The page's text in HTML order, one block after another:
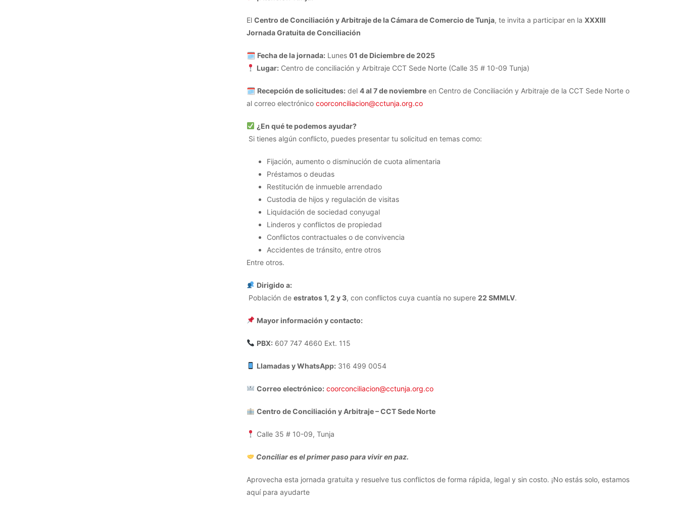
El Centro de Conciliación y Arbitraje de la Cámara de Comercio de Tunja, te invita a participar en la XXXIII
Jornada Gratuita de Conciliación
🗓 Fecha de la jornada:Lunes 01 de Diciembre de 2025
Lugar:Centro de conciliación y Arbitraje CCT Sede Norte (Calle 35 # 10-09 Tunja)
🗓 Recepción de solicitudes:del 4 al 7 de noviembreen Centro de Conciliación y Arbitraje de la CCT Sede Norte o
al correo electrónico coorconciliacion@cctunja.org.co
¿En qué te podemos ayudar?
Si tienes algún conflicto, puedes presentar tu solicitud en temas como:
Fijación, aumento o disminución de cuota alimentaria
Préstamos o deudas
Restitución de inmueble arrendado
Custodia de hijos y regulación de visitas
Liquidación de sociedad conyugal
Linderos y conflictos de propiedad
Conflictos contractuales o de convivencia
Accidentes de tránsito, entre otros
Entre otros.
Dirigido a:
Población de estratos 1, 2 y 3, con conflictos cuya cuantía no supere 22 SMMLV.
Mayor información y contacto:
PBX:607 747 4660 Ext. 115
Llamadas y WhatsApp:316 499 0054
Correo electrónico: coorconciliacion@cctunja.org.co
Centro de Conciliación y Arbitraje – CCT Sede Norte
Calle 35 # 10-09, Tunja
Conciliar es el primer paso para vivir en paz.
Aprovecha esta jornada gratuita y resuelve tus conflictos de forma rápida, legal y sin costo. ¡No estás solo, estamos
aquí para ayudarte